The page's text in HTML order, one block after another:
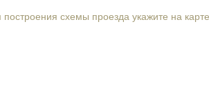
построения схемы проезда укажите на